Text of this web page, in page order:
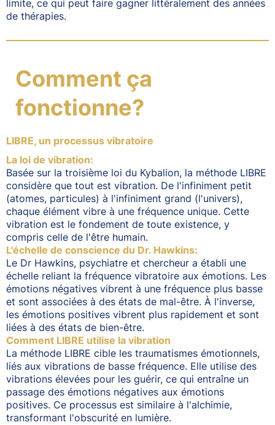
limite, ce qui peut faire gagner littéralement des années
de thérapies.
Comment ça
fonctionne?
LIBRE, un processus vibratoire
La loi de vibration:
Basée sur la troisième loi du Kybalion, la méthode LIBRE
considère que tout est vibration. De l'infiniment petit
(atomes, particules) à l'infiniment grand (l'univers),
chaque élément vibre à une fréquence unique. Cette
vibration est le fondement de toute existence, y
compris celle de l'être humain.
L'échelle de conscience du Dr. Hawkins:
Le Dr Hawkins, psychiatre et chercheur a établi une
échelle reliant la fréquence vibratoire aux émotions. Les
émotions négatives vibrent à une fréquence plus basse
et sont associées à des états de mal-être. À l'inverse,
les émotions positives vibrent plus rapidement et sont
liées à des états de bien-être.
Comment LIBRE utilise la vibration
La méthode LIBRE cible les traumatismes émotionnels,
liés aux vibrations de basse fréquence. Elle utilise des
vibrations élevées pour les guérir, ce qui entraîne un
passage des émotions négatives aux émotions
positives. Ce processus est similaire à l'alchimie,
transformant l'obscurité en lumière.